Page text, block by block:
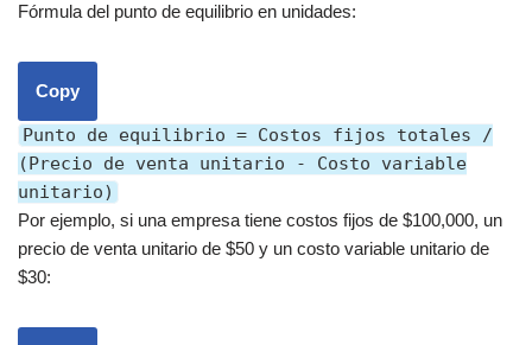
Fórmula del punto de equilibrio en unidades:
Copy
Punto de equilibrio = Costos fijos totales /
(Precio de venta unitario - Costo variable
unitario)
Por ejemplo, si una empresa tiene costos fijos de $100,000, un
precio de venta unitario de $50 y un costo variable unitario de
$30: